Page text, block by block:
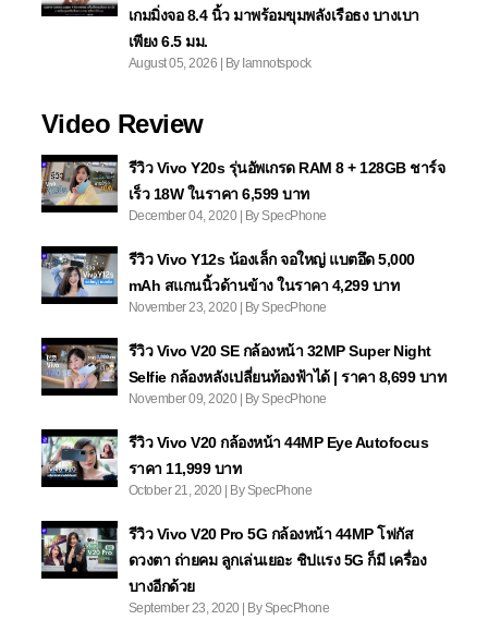
เกมมิ่งจอ 8.4 นิ้ว มาพร้อมขุมพลังเรือธง บางเบา
เพียง 6.5 มม.
August 05, 2026 | By Iamnotspock
Video Review
รีวิว Vivo Y20s รุ่นอัพเกรด RAM 8 + 128GB ชาร์จ
เร็ว 18W ในราคา 6,599 บาท
December 04, 2020 | By SpecPhone
รีวิว Vivo Y12s น้องเล็ก จอใหญ่ แบตอึด 5,000
mAh สแกนนิ้วด้านข้าง ในราคา 4,299 บาท
November 23, 2020 | By SpecPhone
รีวิว Vivo V20 SE กล้องหน้า 32MP Super Night
Selfie กล้องหลังเปลี่ยนท้องฟ้าได้ | ราคา 8,699 บาท
November 09, 2020 | By SpecPhone
รีวิว Vivo V20 กล้องหน้า 44MP Eye Autofocus
ราคา 11,999 บาท
October 21, 2020 | By SpecPhone
รีวิว Vivo V20 Pro 5G กล้องหน้า 44MP โฟกัส
ดวงตา ถ่ายคม ลูกเล่นเยอะ ชิปแรง 5G ก็มี เครื่อง
บางอีกด้วย
September 23, 2020 | By SpecPhone